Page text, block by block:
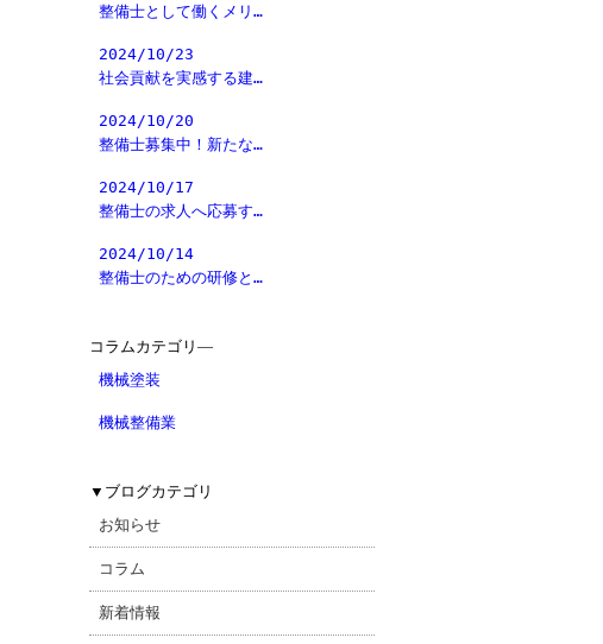
整備士として働くメリ…
2024/10/23
社会貢献を実感する建…
2024/10/20
整備士募集中！新たな…
2024/10/17
整備士の求人へ応募す…
2024/10/14
整備士のための研修と…
コラムカテゴリ―
機械塗装
機械整備業
▼ ブログカテゴリ
お知らせ
コラム
新着情報